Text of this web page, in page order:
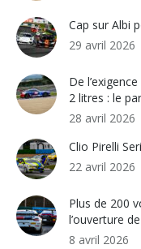
Cap sur Albi
29 avril 2026
De
2 litres : le
28 avril 2026
Clio Pirelli
22 avril 2026
Plus de 200
l’ouverture
8 avril 2026